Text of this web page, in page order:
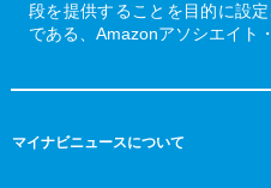
段を提供することを目的に設
である、Amazonアソシエイト
マイナビニュースについて